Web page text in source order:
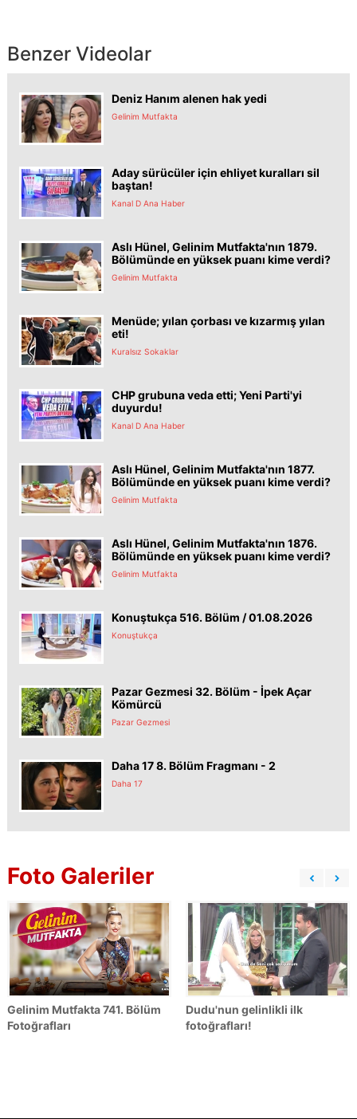
Benzer Videolar
Deniz Hanım alenen hak yedi
Gelinim Mutfakta
Aday sürücüler için ehliyet kuralları sil
baştan!
Kanal D Ana Haber
Aslı Hünel, Gelinim Mutfakta'nın 1879.
Bölümünde en yüksek puanı kime verdi?
Gelinim Mutfakta
Menüde; yılan çorbası ve kızarmış yılan
eti!
Kuralsız Sokaklar
CHP grubuna veda etti; Yeni Parti'yi
duyurdu!
Kanal D Ana Haber
Aslı Hünel, Gelinim Mutfakta'nın 1877.
Bölümünde en yüksek puanı kime verdi?
Gelinim Mutfakta
Aslı Hünel, Gelinim Mutfakta'nın 1876.
Bölümünde en yüksek puanı kime verdi?
Gelinim Mutfakta
Konuştukça 516. Bölüm / 01.08.2026
Konuştukça
Pazar Gezmesi 32. Bölüm - İpek Açar
Kömürcü
Pazar Gezmesi
Daha 17 8. Bölüm Fragmanı - 2
Daha 17
Foto Galeriler
Gelinim Mutfakta 741. Bölüm
Fotoğrafları
Dudu'nun gelinlikli ilk
fotoğrafları!